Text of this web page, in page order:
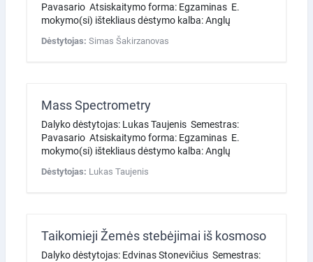
Pavasario Atsiskaitymo forma: Egzaminas E.
mokymo(si) ištekliaus dėstymo kalba: Anglų
Dėstytojas: Simas Šakirzanovas
Mass Spectrometry
Dalyko dėstytojas: Lukas Taujenis Semestras:
Pavasario Atsiskaitymo forma: Egzaminas E.
mokymo(si) ištekliaus dėstymo kalba: Anglų
Dėstytojas: Lukas Taujenis
Taikomieji Žemės stebėjimai iš kosmoso
Dalyko dėstytojas: Edvinas Stonevičius Semestras: